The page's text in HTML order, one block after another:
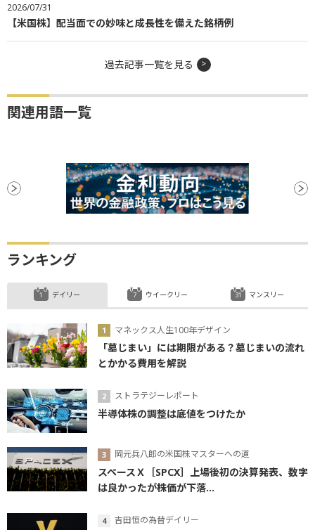
2026/07/31
【米国株】配当面での妙味と成長性を備えた銘柄例
過去記事一覧を見る
関連用語一覧
ランキング
デイリー
マネックス人生100年デザイン
「墓じまい」には期限がある？墓じまいの流れ
とかかる費用を解説
ストラテジーレポート
半導体株の調整は底値をつけたか
岡元兵八郎の米国株マスターへの道
スペースＸ［SPCX］上場後初の決算発表、数字
は良かったが株価が下落...
吉田恒の為替デイリー
ウイークリー マンスリー